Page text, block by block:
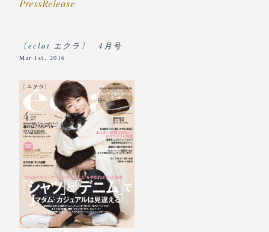
PressRelease
〔eclat エクラ〕 4月号
Mar 1st, 2016